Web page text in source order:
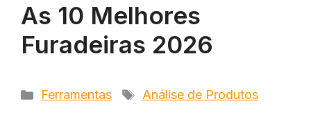
As 10 Melhores
Furadeiras 2026
Categorias
Ferramentas Tags
Análise de Produtos